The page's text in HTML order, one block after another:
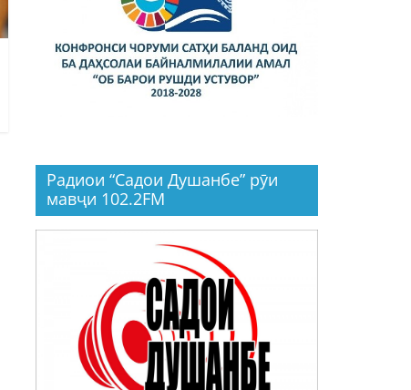
Радиои “Садои Душанбе” рӯи
мавҷи 102.2FM